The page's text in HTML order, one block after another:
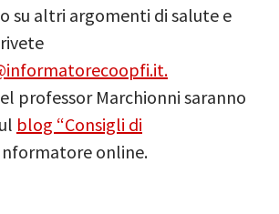
su altri argomenti di salute e
professor Marchionni saranno
blog “Consigli di
online.